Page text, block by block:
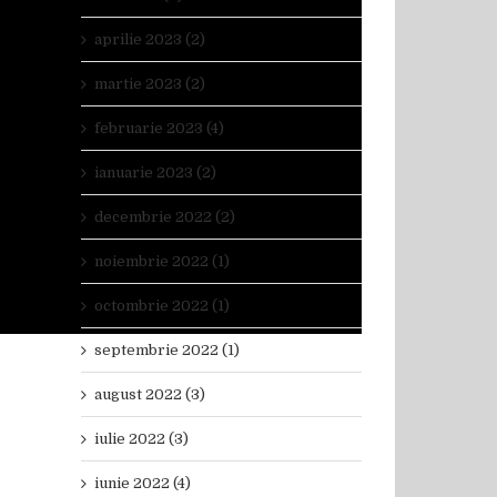
aprilie 2023 (2)
martie 2023 (2)
februarie 2023 (4)
ianuarie 2023 (2)
decembrie 2022 (2)
noiembrie 2022 (1)
octombrie 2022 (1)
septembrie 2022 (1)
august 2022 (3)
iulie 2022 (3)
iunie 2022 (4)